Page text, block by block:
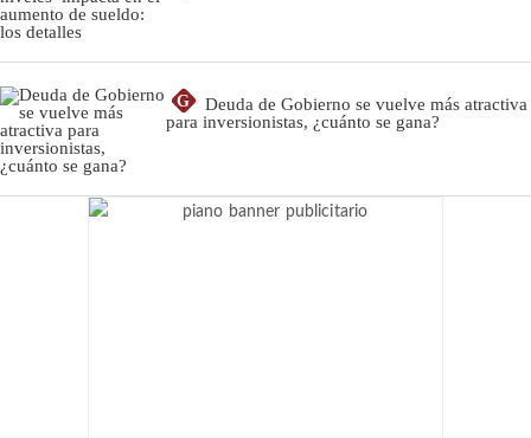
G
Deuda de Gobierno se vuelve más atractiva
para inversionistas, ¿cuánto se gana?